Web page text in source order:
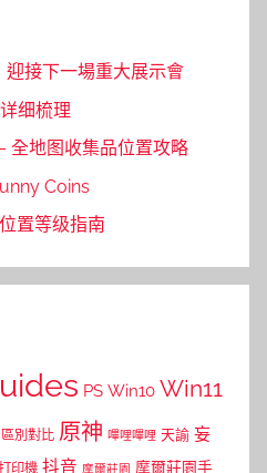
接下一場重大展示會
细梳理
全地图收集品位置攻略
Coins
置等级指南
PS Win10 Win11
區別對比 原神 嗶哩嗶哩 天諭 妄
印機 抖音 摩爾莊園 摩爾莊園手